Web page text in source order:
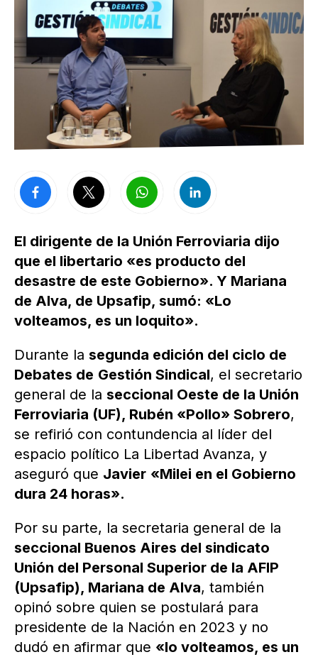
El dirigente de la Unión Ferroviaria dijo
que el libertario «es producto del
desastre de este Gobierno». Y Mariana
de Alva, de Upsafip, sumó: «Lo
volteamos, es un loquito».
Durante la segunda edición del ciclo de
Debates de Gestión Sindical, el secretario
general de la seccional Oeste de la Unión
Ferroviaria (UF), Rubén «Pollo» Sobrero,
se refirió con contundencia al líder del
espacio político La Libertad Avanza, y
aseguró que Javier «Milei en el Gobierno
dura 24 horas».
Por su parte, la secretaria general de la
seccional Buenos Aires del sindicato
Unión del Personal Superior de la AFIP
(Upsafip), Mariana de Alva, también
opinó sobre quien se postulará para
presidente de la Nación en 2023 y no
dudó en afirmar que «lo volteamos, es un